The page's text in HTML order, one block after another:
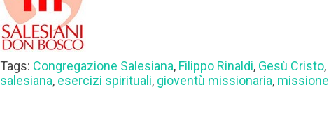
Tags: Congregazione Salesiana, Filippo Rinaldi, Gesù Cristo,
salesiana, esercizi spirituali, gioventù missionaria, missione